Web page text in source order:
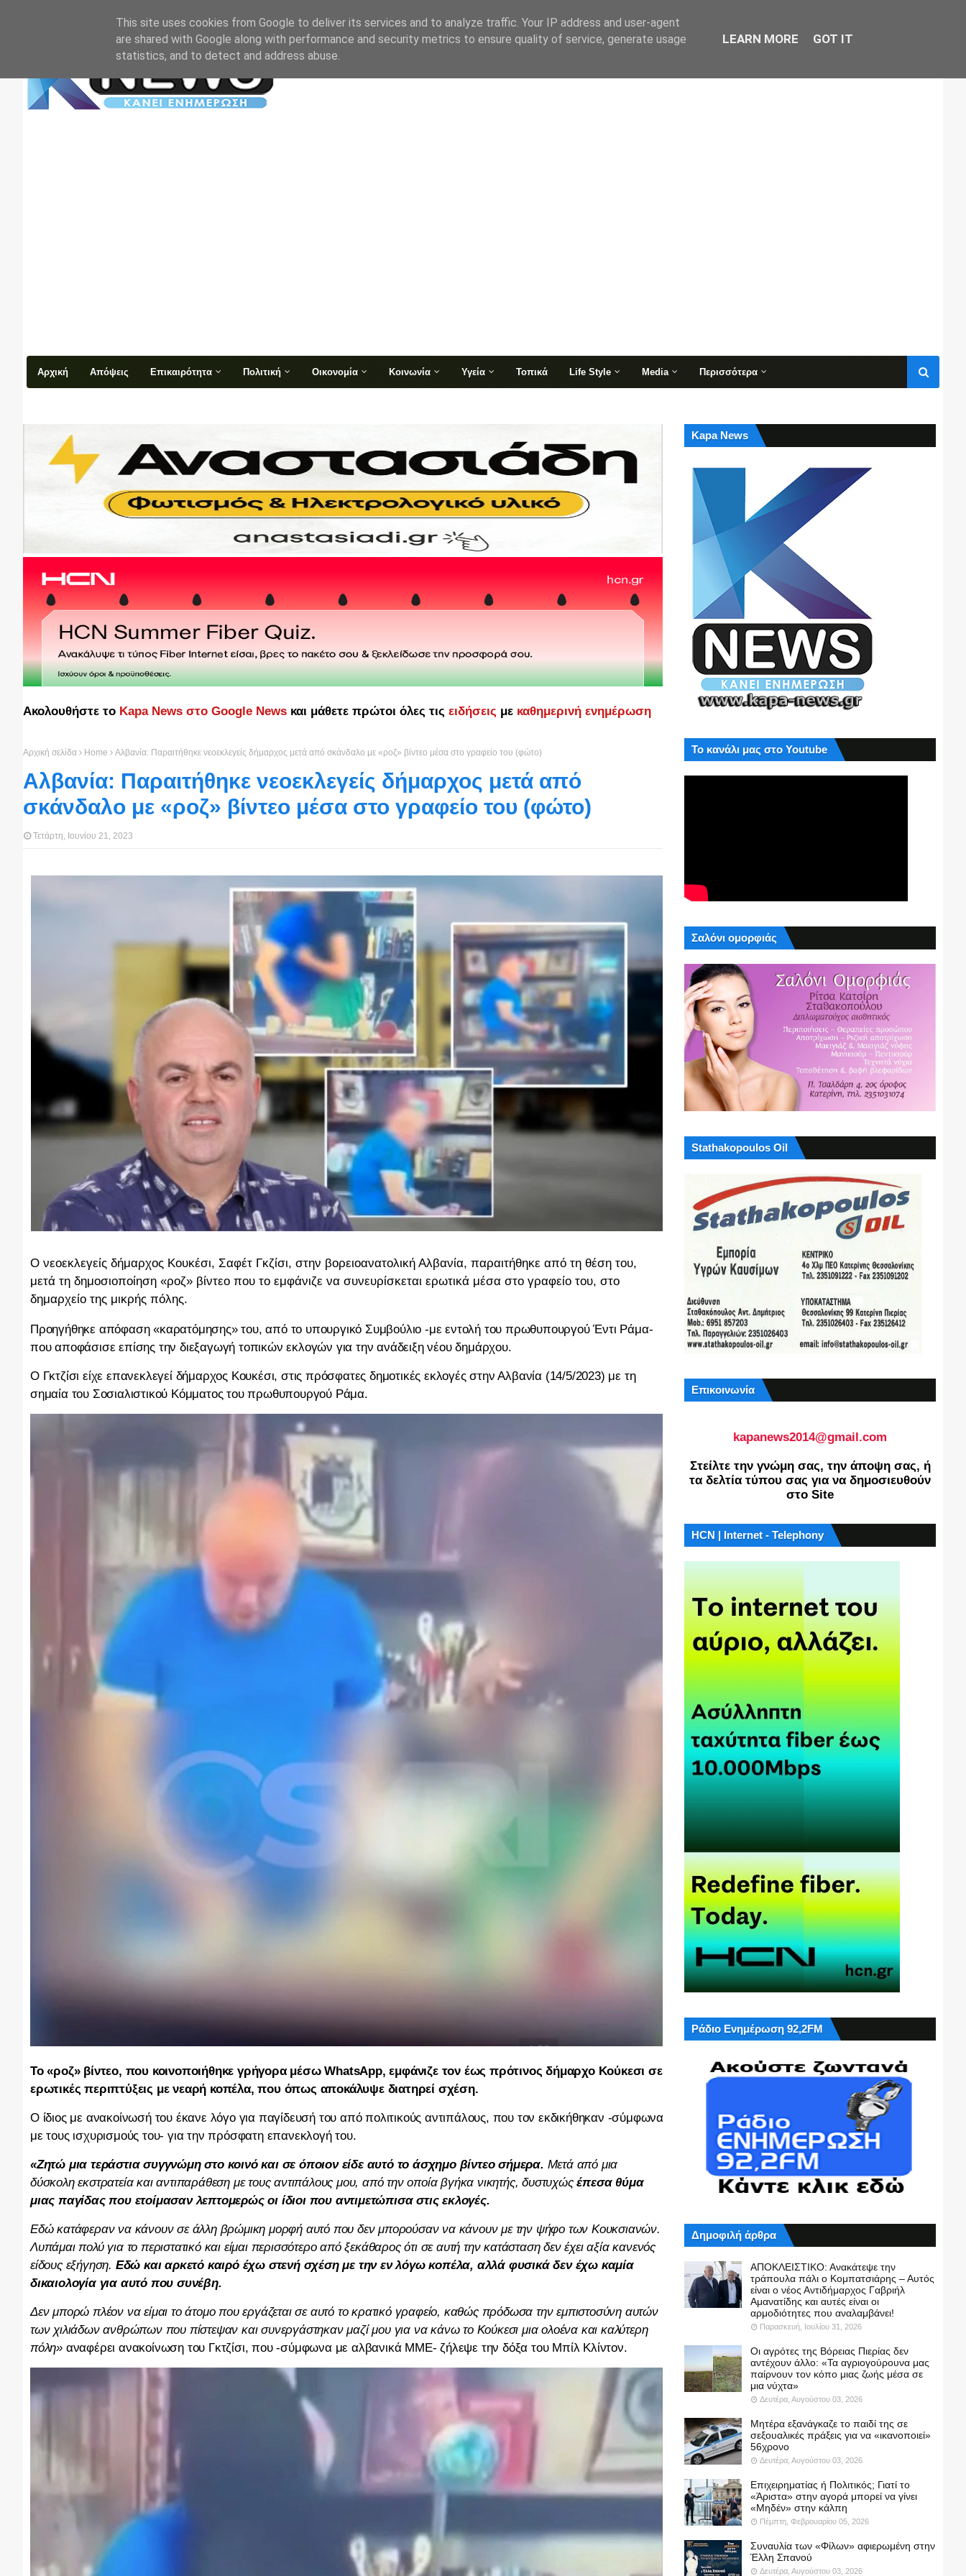
Αρχική Απόψεις Επικαιρότητα Πολιτική Οικονομία Κοινωνία Υγεία Τοπικά Life Style Media Περισσότερα
Ακολουθήστε το Kapa News στο Google News και μάθετε πρώτοι όλες τις ειδήσεις με καθημερινή ενημέρωση
Αρχική σελίδα Home Αλβανία: Παραιτήθηκε νεοεκλεγείς δήμαρχος μετά από σκάνδαλο με «ροζ» βίντεο μέσα στο γραφείο του (φώτο)
Αλβανία: Παραιτήθηκε νεοεκλεγείς δήμαρχος μετά από
σκάνδαλο με «ροζ» βίντεο μέσα στο γραφείο του (φώτο)
Τετάρτη, Ιουνίου 21, 2023
Ο νεοεκλεγείς δήμαρχος Κουκέσι, Σαφέτ Γκζίσι, στην βορειοανατολική Αλβανία, παραιτήθηκε από τη θέση του,
μετά τη δημοσιοποίηση «ροζ» βίντεο που το εμφάνιζε να συνευρίσκεται ερωτικά μέσα στο γραφείο του, στο
δημαρχείο της μικρής πόλης.
Προηγήθηκε απόφαση «καρατόμησης» του, από το υπουργικό Συμβούλιο -με εντολή του πρωθυπουργού Έντι Ράμα-
που αποφάσισε επίσης την διεξαγωγή τοπικών εκλογών για την ανάδειξη νέου δημάρχου.
Ο Γκτζίσι είχε επανεκλεγεί δήμαρχος Κουκέσι, στις πρόσφατες δημοτικές εκλογές στην Αλβανία (14/5/2023) με τη
σημαία του Σοσιαλιστικού Κόμματος του πρωθυπουργού Ράμα.
Το «ροζ» βίντεο, που κοινοποιήθηκε γρήγορα μέσω WhatsApp, εμφάνιζε τον έως πρότινος δήμαρχο Κούκεσι σε
ερωτικές περιπτύξεις με νεαρή κοπέλα, που όπως αποκάλυψε διατηρεί σχέση.
Ο ίδιος με ανακοίνωσή του έκανε λόγο για παγίδευσή του από πολιτικούς αντιπάλους, που τον εκδικήθηκαν -σύμφωνα
με τους ισχυρισμούς του- για την πρόσφατη επανεκλογή του.
«Ζητώ μια τεράστια συγγνώμη στο κοινό και σε όποιον είδε αυτό το άσχημο βίντεο σήμερα. Μετά από μια
δύσκολη εκστρατεία και αντιπαράθεση με τους αντιπάλους μου, από την οποία βγήκα νικητής, δυστυχώςέπεσα θύμα
μιας παγίδας που ετοίμασαν λεπτομερώς οι ίδιοι που αντιμετώπισα στις εκλογές.
Εδώ κατάφεραν να κάνουν σε άλλη βρώμικη μορφή αυτό που δεν μπορούσαν να κάνουν με την ψήφο των Κουκσιανών.
Λυπάμαι πολύ για το περιστατικό και είμαι περισσότερο από ξεκάθαρος ότι σε αυτή την κατάσταση δεν έχει αξία κανενός
είδους εξήγηση. Εδώ και αρκετό καιρό έχω στενή σχέση με την εν λόγω κοπέλα, αλλά φυσικά δεν έχω καμία
δικαιολογία για αυτό που συνέβη.
Δεν μπορώ πλέον να είμαι το άτομο που εργάζεται σε αυτό το κρατικό γραφείο, καθώς πρόδωσα την εμπιστοσύνη αυτών
των χιλιάδων ανθρώπων που πίστεψαν και συνεργάστηκαν μαζί μου για να κάνω το Κούκεσι μια ολοένα και καλύτερη
πόλη» αναφέρει ανακοίνωση του Γκτζίσι, που -σύμφωνα με αλβανικά ΜΜΕ- ζήλεψε την δόξα του Μπίλ Κλίντον.
Kapa News
Το κανάλι μας στο Youtube
Σαλόνι ομορφιάς
Stathakopoulos Oil
Επικοινωνία
kapanews2014@gmail.com
Στείλτε την γνώμη σας, την άποψη σας, ή
τα δελτία τύπου σας για να δημοσιευθούν
στο Site
HCN | Internet - Telephony
Ράδιο Ενημέρωση 92,2FM
Δημοφιλή άρθρα
ΑΠΟΚΛΕΙΣΤΙΚΟ: Ανακάτεψε την
τράπουλα πάλι ο Κομπατσιάρης – Αυτός
είναι ο νέος Αντιδήμαρχος Γαβριήλ
Αμανατίδης και αυτές είναι οι
αρμοδιότητες που αναλαμβάνει!
Παρασκευή, Ιουλίου 31, 2026
Οι αγρότες της Βόρειας Πιερίας δεν
αντέχουν άλλο: «Τα αγριογούρουνα μας
παίρνουν τον κόπο μιας ζωής μέσα σε
μια νύχτα»
Δευτέρα, Αυγούστου 03, 2026
Μητέρα εξανάγκαζε το παιδί της σε
σεξουαλικές πράξεις για να «ικανοποιεί»
56χρονο
Δευτέρα, Αυγούστου 03, 2026
Επιχειρηματίας ή Πολιτικός; Γιατί το
«Άριστα» στην αγορά μπορεί να γίνει
«Μηδέν» στην κάλπη
Πέμπτη, Φεβρουαρίου 05, 2026
Συναυλία των «Φίλων» αφιερωμένη στην
Έλλη Σπανού
Δευτέρα, Αυγούστου 03, 2026
This site uses cookies from Google to deliver its services and to analyze traffic. Your IP address and user-agent
are shared with Google along with performance and security metrics to ensure quality of service, generate usage
statistics, and to detect and address abuse.
LEARN MORE GOT IT